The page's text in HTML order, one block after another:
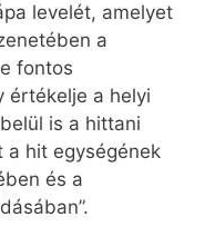
levelét, amelyet
a
fontos
értékelje a helyi
is a hittani
a hit egységének
és a